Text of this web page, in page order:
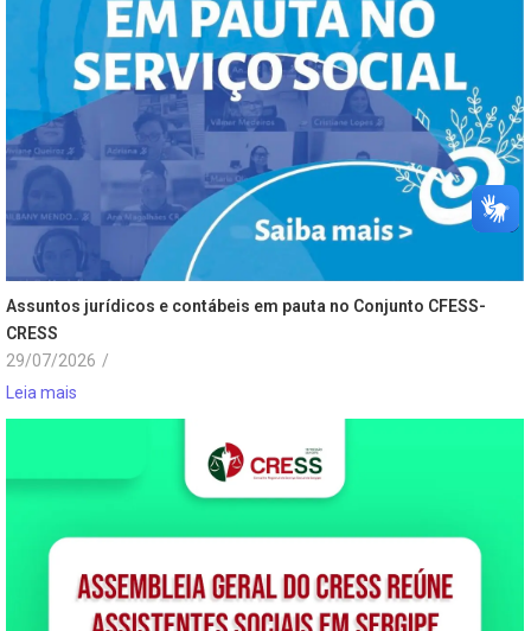
Assuntos jurídicos e contábeis em pauta no Conjunto CFESS-
CRESS
29/07/2026 /
Leia mais